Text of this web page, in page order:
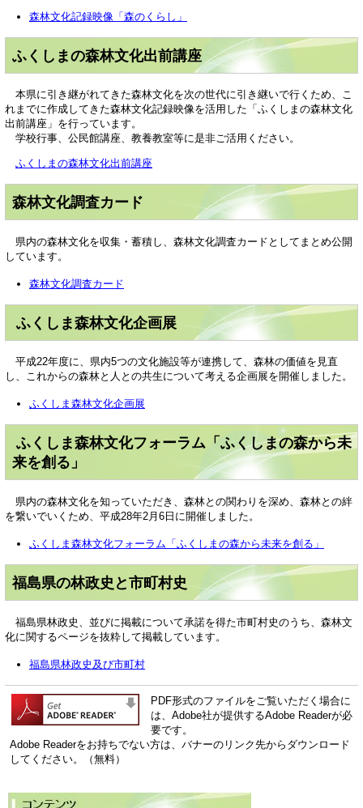
森林文化記録映像「森のくらし」
ふくしまの森林文化出前講座
本県に引き継がれてきた森林文化を次の世代に引き継いで行くため、こ
れまでに作成してきた森林文化記録映像を活用した「ふくしまの森林文化
出前講座」を行っています。
学校行事、公民館講座、教養教室等に是非ご活用ください。
ふくしまの森林文化出前講座
森林文化調査カード
県内の森林文化を収集・蓄積し、森林文化調査カードとしてまとめ公開
しています。
森林文化調査カード
ふくしま森林文化企画展
平成22年度に、県内5つの文化施設等が連携して、森林の価値を見直
し、これからの森林と人との共生について考える企画展を開催しました。
ふくしま森林文化企画展
ふくしま森林文化フォーラム「ふくしまの森から未
来を創る」
県内の森林文化を知っていただき、森林との関わりを深め、森林との絆
を繋いでいくため、平成28年2月6日に開催しました。
ふくしま森林文化フォーラム「ふくしまの森から未来を創る」
福島県の林政史と市町村史
福島県林政史、並びに掲載について承諾を得た市町村史のうち、森林文
化に関するページを抜粋して掲載しています。
福島県林政史及び市町村
PDF形式のファイルをご覧いただく場合に
は、Adobe社が提供するAdobe Readerが必
要です。
Adobe Readerをお持ちでない方は、バナーのリンク先からダウンロード
してください。（無料）